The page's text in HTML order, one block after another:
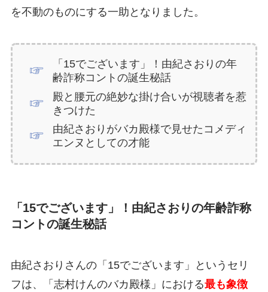
を不動のものにする一助となりました。
「15でございます」！由紀さおりの年
齢詐称コントの誕生秘話
殿と腰元の絶妙な掛け合いが視聴者を惹
きつけた
由紀さおりがバカ殿様で見せたコメディ
エンヌとしての才能
「15でございます」！由紀さおりの年齢詐称
コントの誕生秘話
由紀さおりさんの「15でございます」というセリ
フは、「志村けんのバカ殿様」における最も象徴